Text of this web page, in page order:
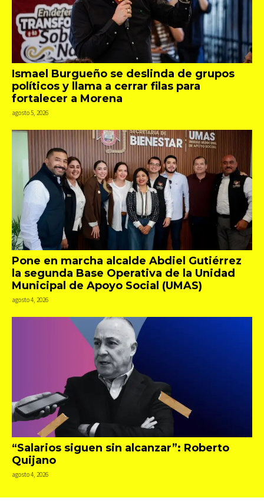
Ismael Burgueño se deslinda de grupos
políticos y llama a cerrar filas para
fortalecer a Morena
agosto 5, 2026
Pone en marcha alcalde Abdiel Gutiérrez
la segunda Base Operativa de la Unidad
Municipal de Apoyo Social (UMAS)
agosto 4, 2026
“Salarios siguen sin alcanzar”: Roberto
Quijano
agosto 4, 2026